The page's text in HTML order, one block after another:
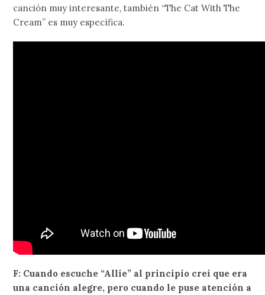
canción muy interesante, también “The Cat With The
Cream” es muy específica.
F: Cuando escuche “Allie” al principio creí que era
una canción alegre, pero cuando le puse atención a